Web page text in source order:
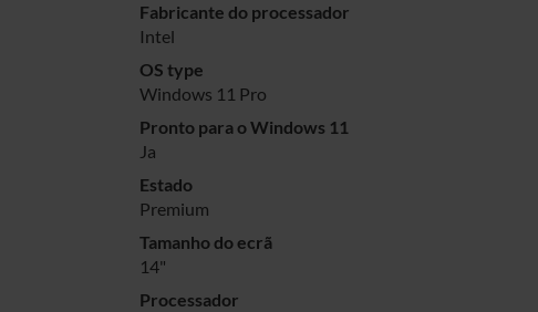
Fabricante do processador
Intel
OS type
Windows 11 Pro
Pronto para o Windows 11
Ja
Estado
Premium
Tamanho do ecrã
14"
Processador